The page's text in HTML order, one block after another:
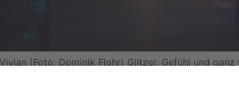
(Foto: Dominik Flohr) Glitzer, Gefühl und
gehen. Schon mit den ersten Takten […]